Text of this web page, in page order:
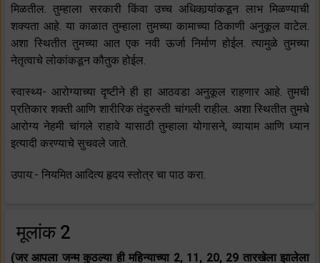
मिळतील. तुम्हाला सरकारी किंवा उच्च अधिकार्‍यांकडून लाभ मिळण्याची
शक्यता आहे. या काळात तुम्हाला तुमच्या कामाच्या ठिकाणी अनुकूल वाटेल.
अशा स्थितीत तुमच्या आत एक नवी ऊर्जा निर्माण होईल. त्यामुळे तुमच्या
नेतृत्वाचे लोकांकडून कौतुक होईल.
स्वास्थ्य- आरोग्याच्या दृष्टीने ही हा आठवडा अनुकूल राहणार आहे. तुमची
प्रतिकार शक्ती आणि शारीरिक तंदुरुस्ती चांगली राहील. अशा स्थितीत तुमचे
आरोग्य नेहमी चांगले राहावे यासाठी तुम्हाला योगासने, व्यायाम आणि ध्यान
इत्यादी करण्याचे सुचवले जाते.
उपाय:- नियमित आदित्य हृदय स्तोत्र चा पाठ करा.
मूलांक 2
(जर आपला जन्म कुठल्या ही महिन्याच्या 2, 11, 20, 29 तारखेला झालेला